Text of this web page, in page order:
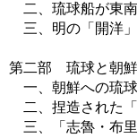
二、琉球船が東
三、明の「開洋
第二部 琉球と朝鮮
一、朝鮮への琉
二、捏造された「
三、「志魯・布